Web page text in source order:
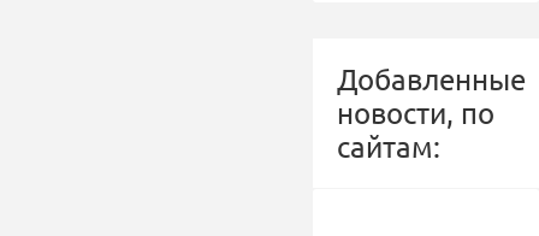
Добавленные
новости, по
сайтам: